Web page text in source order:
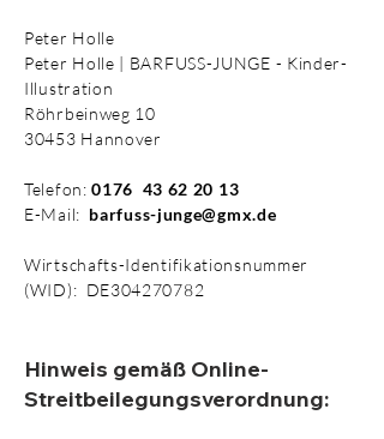
Peter Holle
Peter Holle | BARFUSS-JUNGE - Kinder-
Illustration
Röhrbeinweg 10
30453 Hannover
Telefon:0176 43 62 20 13
E-Mail: barfuss-junge@gmx.de
Wirtschafts-Identifikationsnummer
(WID): DE304270782 ​
Hinweis gemäß Online-
Streitbeilegungsverordnung: